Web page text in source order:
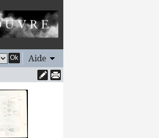
Ok Aide